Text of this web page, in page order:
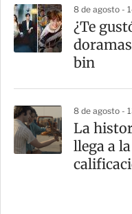
8 de agosto -
¿Te
bin
8 de agosto -
La
llega a